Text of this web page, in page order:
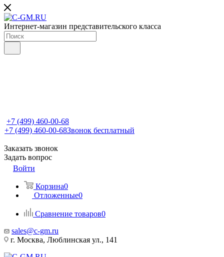
Интернет-магазин представительского класса
+7 (499) 460-00-68
+7 (499) 460-00-68Звонок бесплатный
Заказать звонок
Задать вопрос
Войти
Корзина0
Отложенные0
Сравнение товаров0
sales@c-gm.ru
г. Москва, Люблинская ул., 141